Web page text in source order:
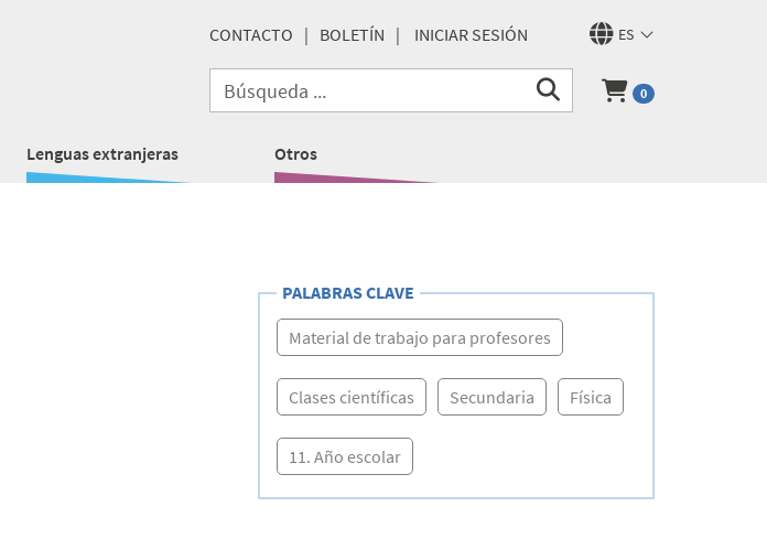
ES
CONTACTO BOLETÍN INICIAR SESIÓN
0
Lenguas extranjeras Otros
PALABRAS CLAVE
Material de trabajo para profesores
Clases científicas Secundaria Física
11. Año escolar